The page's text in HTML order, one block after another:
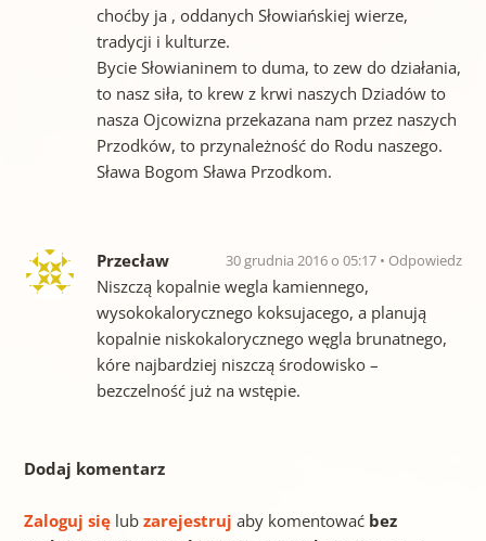
choćby ja , oddanych Słowiańskiej wierze,
tradycji i kulturze.
Bycie Słowianinem to duma, to zew do działania,
to nasz siła, to krew z krwi naszych Dziadów to
nasza Ojcowizna przekazana nam przez naszych
Przodków, to przynależność do Rodu naszego.
Sława Bogom Sława Przodkom.
Przecław 30 grudnia 2016 o 05:17 Odpowiedz
Niszczą kopalnie wegla kamiennego,
wysokokalorycznego koksujacego, a planują
kopalnie niskokalorycznego węgla brunatnego,
kóre najbardziej niszczą środowisko –
bezczelność już na wstępie.
Dodaj komentarz
Zaloguj sięlub zarejestruj aby komentować bez